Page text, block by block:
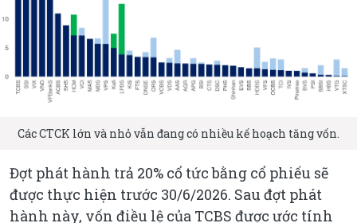
Các CTCK lớn và nhỏ vẫn đang có nhiều kế hoạch tăng vốn.
Đợt phát hành trả 20% cổ tức bằng cổ phiếu sẽ
được thực hiện trước 30/6/2026. Sau đợt phát
hành này, vốn điều lệ của TCBS được ước tính